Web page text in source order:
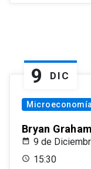
9 DIC
Bryan
9 de
15:30